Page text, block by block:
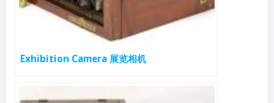
Exhibition Camera 展览相机